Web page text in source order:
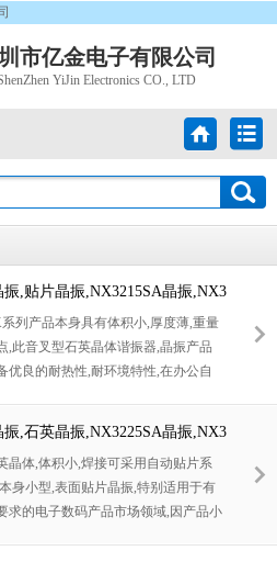
市亿金电子有限公司
YiJin Electronics CO., LTD
振,贴片晶振,NX3215SA晶振,NX3
振,NX3215SA-32.768K-STD-M
振
系列产品本身具有体积小,厚度薄,重量
,此音叉型石英晶体谐振器,晶振产品
优良的耐热性,耐环境特性,在办公自
求,金属外壳的石英晶振使得产品在封
挥比陶瓷晶振外壳更好的耐冲击性能.
振,石英晶振,NX3225SA晶振,NX3
振,NX3225SA-24.000MHZ-STD
晶振
晶体,体积小,焊接可采用自动贴片系
身小型,表面贴片晶振,特别适用于有
求的电子数码产品市场领域,因产品小